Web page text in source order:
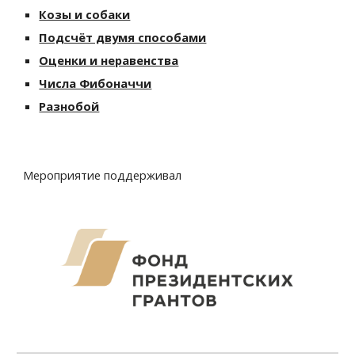
Козы и собаки
Подсчёт двумя способами
Оценки и неравенства
Числа Фибоначчи
Разнобой
Мероприятие поддерживал